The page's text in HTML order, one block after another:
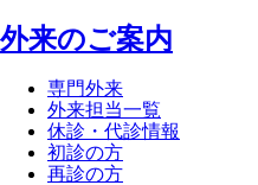
外来のご案内
専門外来
外来担当一覧
休診・代診情報
初診の方
再診の方